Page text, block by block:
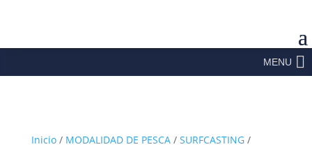
MENU
Inicio/ MODALIDAD DE PESCA/ SURFCASTING/